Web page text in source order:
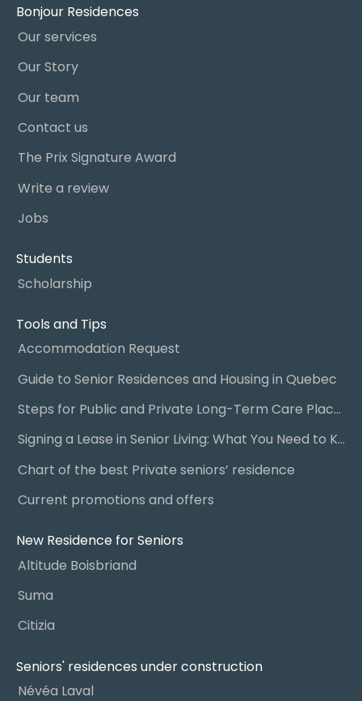
Bonjour Residences
Our services
Our Story
Our team
Contact us
The Prix Signature Award
Write a review
Jobs
Students
Scholarship
Tools and Tips
Accommodation Request
Guide to Senior Residences and Housing in Quebec
Steps for Public and Private Long-Term Care Placement
Signing a Lease in Senior Living: What You Need to Know
Chart of the best Private seniors’ residence
Current promotions and offers
New Residence for Seniors
Altitude Boisbriand
Suma
Citizia
Seniors' residences under construction
Névéa Laval